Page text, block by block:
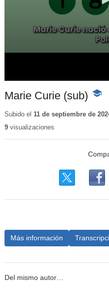
Marie Curie (sub)
-
Subido el 11 de septiembre de
9visualizaciones
Más información
Del mismo autor…